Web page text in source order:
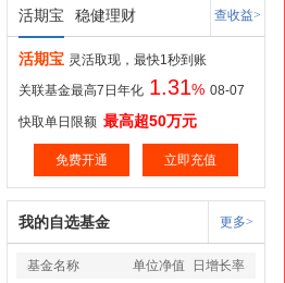
活期宝 稳健理财 查收益>
活期宝 灵活取现，最快1秒到账
关联基金最高7日年化 1.31% 08-07
快取单日限额 最高超50万元
免费开通 立即充值
我的自选基金 更多>
基金名称 单位净值
日增长率